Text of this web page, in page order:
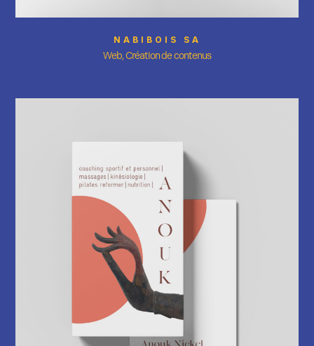
NABIBOIS SA
Web, Création de contenus